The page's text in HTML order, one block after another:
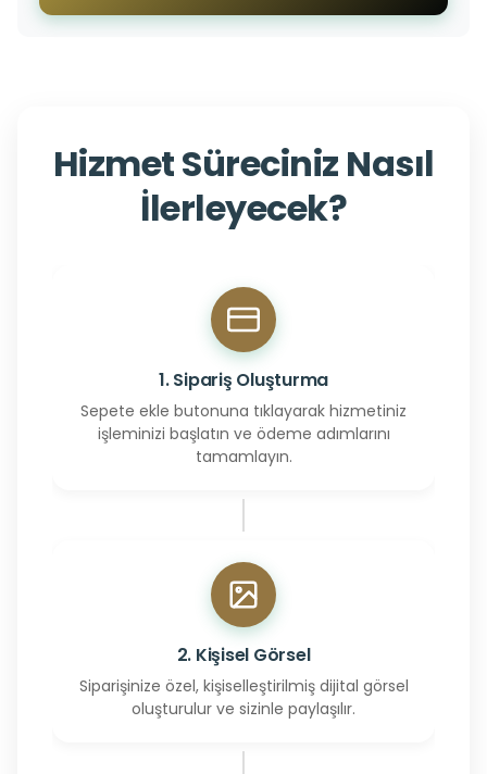
Hizmet Süreciniz Nasıl
İlerleyecek?
1. Sipariş Oluşturma
Sepete ekle butonuna tıklayarak hizmetiniz
işleminizi başlatın ve ödeme adımlarını
tamamlayın.
2. Kişisel Görsel
Siparişinize özel, kişiselleştirilmiş dijital görsel
oluşturulur ve sizinle paylaşılır.